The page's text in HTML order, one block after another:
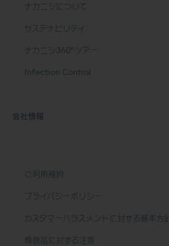
ナカニシについて
サステナビリティ
ナカニシ360°ツアー
Infection Control
会社情報
ご利用規約
プライバシーポリシー
カスタマーハラスメントに対する基本方針
模倣品に対する注意